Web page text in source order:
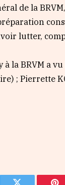
de la
lutter,
la BRVM a
; Pierrette